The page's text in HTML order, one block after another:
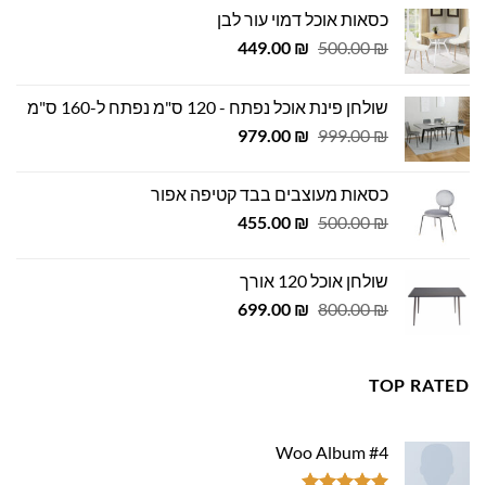
כסאות אוכל דמוי עור לבן
500.00₪
המחיר
500.00 ₪.
449.00 ₪
המחיר
449.00 ₪.שולחן פינת אוכל נפתח - 120 ס"מ נפתח ל-160 ס"מ
999.00₪
המחיר
999.00 ₪.
979.00 ₪
המחיר
979.00 ₪.
כסאות מעוצבים בבד קטיפה אפור
500.00₪
המחיר
500.00 ₪.
455.00 ₪
המחיר
שולחן אוכל 120 אורך
800.00₪
המחיר
699.00 ₪
המחיר
TOP RATED
Woo Album #4